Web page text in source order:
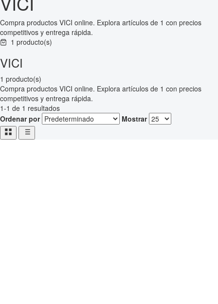
Compra productos VICI online. Explora artículos de 1 con precios
competitivos y entrega rápida.
1 producto(s)
VICI
1 producto(s)
Compra productos VICI online. Explora artículos de 1 con precios
competitivos y entrega rápida.
1-1 de 1 resultados
Ordenar por
Mostrar